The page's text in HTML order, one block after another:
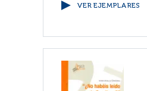
VER EJEMPLARES